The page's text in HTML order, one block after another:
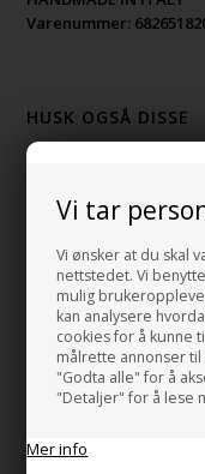
Vi tar
Vi ønsker at du skal
nettstedet. Vi
mulig
kan analysere
cookies for å kunne
målrette annonser
"Godta alle" for å
"Detaljer" for å lese
Mer info
Varenummer:
HUSK OGSÅ DISSE
Gå
Gå til